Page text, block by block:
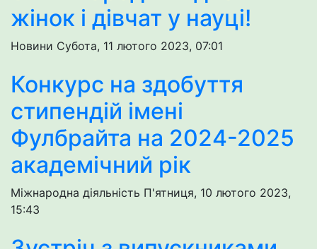
жінок і дівчат у науці!
Новини Субота, 11 лютого 2023, 07:01
Конкурс на здобуття
стипендій імені
Фулбрайта на 2024-2025
академічний рік
Міжнародна діяльність П'ятниця, 10 лютого 2023,
15:43